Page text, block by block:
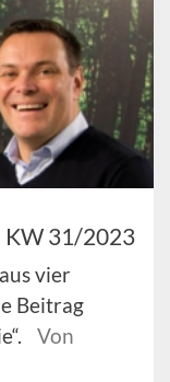
KW 31/2023
vier
Beitrag
Von